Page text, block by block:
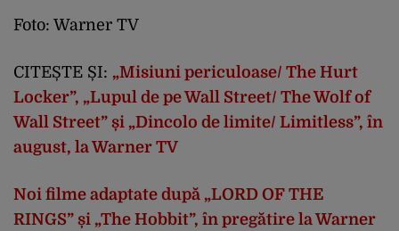
Foto: Warner TV
CITEȘTE ȘI: „Misiuni periculoase/ The Hurt
Locker”, „Lupul de pe Wall Street/ The Wolf of
Wall Street” și „Dincolo de limite/ Limitless”, în
august, la Warner TV
Noi filme adaptate după „LORD OF THE
RINGS” și „The Hobbit”, în pregătire la Warner